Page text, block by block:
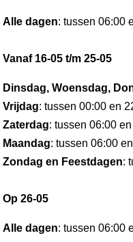
Alle dagen: tussen 06:00
Vanaf 16-05 t/m 25-05
Dinsdag, Woensdag,
Vrijdag: tussen 00:00 en
Zaterdag: tussen 06:00
Maandag: tussen 06:00
Zondag en Feestdagen:
Op 26-05
Alle dagen: tussen 06:00